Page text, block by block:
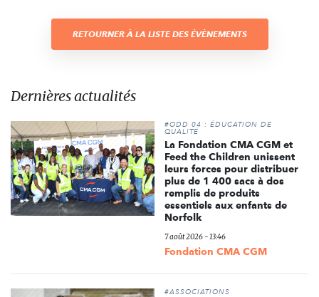
RETOURNER À LA LISTE DES ÉVÈNEMENTS
Dernières actualités
#ODD 04 : ÉDUCATION DE
QUALITÉ
La Fondation CMA CGM et
Feed the Children unissent
leurs forces pour distribuer
plus de 1 400 sacs à dos
remplis de produits
essentiels aux enfants de
Norfolk
7 août 2026 - 13:46
Fondation CMA CGM
#ASSOCIATIONS